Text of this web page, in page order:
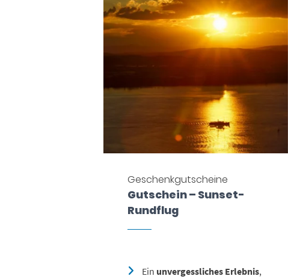
Geschenkgutscheine
Gutschein – Sunset-
Rundflug
Ein unvergessliches Erlebnis,